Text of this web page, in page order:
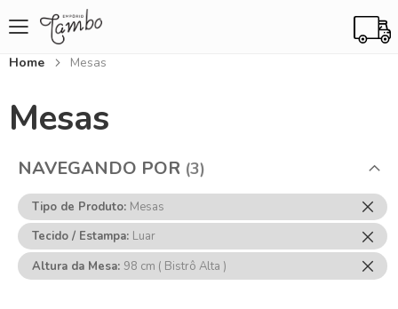
Home Mesas
Mesas
NAVEGANDO POR
Tipo de Produto Mesas
Esse
Item
Tecido / Estampa Luar
Esse
Item
Altura da Mesa 98 cm ( Bistrô Alta )
Esse